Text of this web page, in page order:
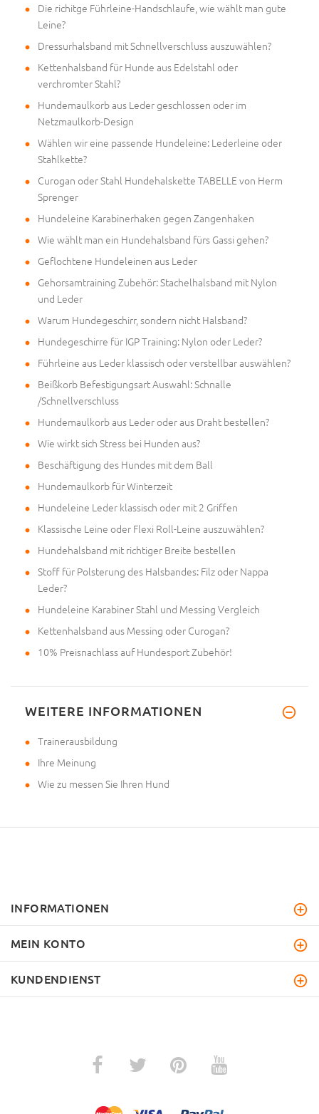
Die richitge Führleine-Handschlaufe, wie wählt man gute
Leine?
Dressurhalsband mit Schnellverschluss auszuwählen?
Kettenhalsband für Hunde aus Edelstahl oder
verchromter Stahl?
Hundemaulkorb aus Leder geschlossen oder im
Netzmaulkorb-Design
Wählen wir eine passende Hundeleine: Lederleine oder
Stahlkette?
Curogan oder Stahl Hundehalskette TABELLE von Herm
Sprenger
Hundeleine Karabinerhaken gegen Zangenhaken
Wie wählt man ein Hundehalsband fürs Gassi gehen?
Geflochtene Hundeleinen aus Leder
Gehorsamtraining Zubehör: Stachelhalsband mit Nylon
und Leder
Warum Hundegeschirr, sondern nicht Halsband?
Hundegeschirre für IGP Training: Nylon oder Leder?
Führleine aus Leder klassisch oder verstellbar auswählen?
Beißkorb Befestigungsart Auswahl: Schnalle
/Schnellverschluss
Hundemaulkorb aus Leder oder aus Draht bestellen?
Wie wirkt sich Stress bei Hunden aus?
Beschäftigung des Hundes mit dem Ball
Hundemaulkorb für Winterzeit
Hundeleine Leder klassisch oder mit 2 Griffen
Klassische Leine oder Flexi Roll-Leine auszuwählen?
Hundehalsband mit richtiger Breite bestellen
Stoff für Polsterung des Halsbandes: Filz oder Nappa
Leder?
Hundeleine Karabiner Stahl und Messing Vergleich
Kettenhalsband aus Messing oder Curogan?
10% Preisnachlass auf Hundesport Zubehör!
WEITERE INFORMATIONEN
Trainerausbildung
Ihre Meinung
Wie zu messen Sie Ihren Hund
INFORMATIONEN
MEIN KONTO
KUNDENDIENST